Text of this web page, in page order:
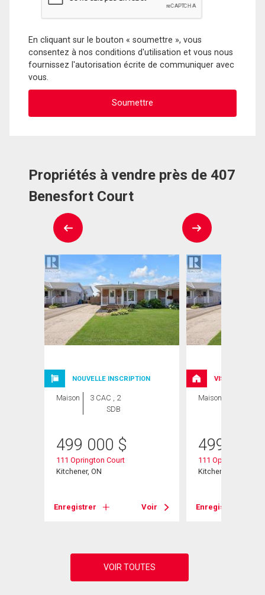
En cliquant sur le bouton « soumettre », vous
consentez à nos conditions d'utilisation et vous nous
fournissez l'autorisation écrite de communiquer avec
vous.
Propriétés à vendre près de 407
Benesfort Court
NOUVELLE INSCRIPTION
Maison
3 CAC , 2
SDB
499 000 $
111 Oprington Court
Kitchener, ON
Enregistrer Voir
VISITE LIBRE
Maison
499 000
111 Oprington
Kitchener, ON
Enregistrer